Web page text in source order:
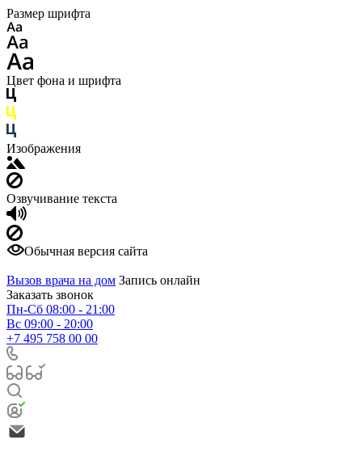
Размер шрифта
Цвет фона и шрифта
Изображения
Озвучивание текста
Обычная версия сайта
Вызов врача на дом Запись онлайн
Заказать звонок
Пн-Сб 08:00 - 21:00
Вс 09:00 - 20:00
+7 495 758 00 00